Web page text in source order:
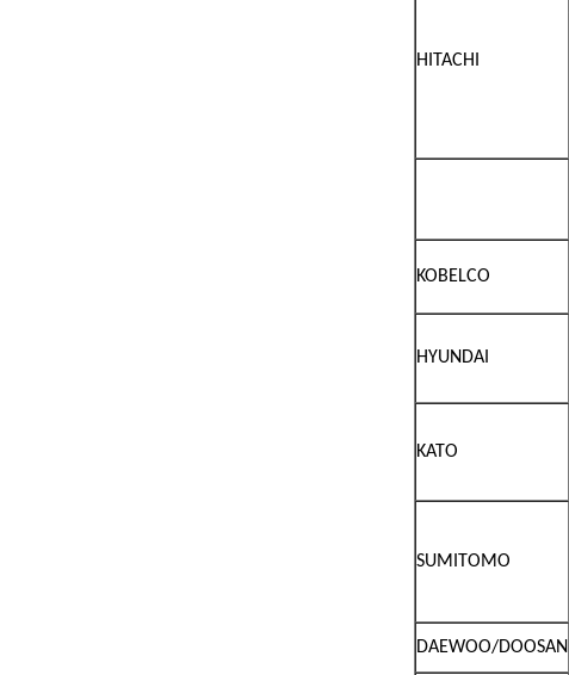
HITACHI
KOBELCO
HYUNDAI
KATO
SUMITOMO
DAEWOO/DOOSAN